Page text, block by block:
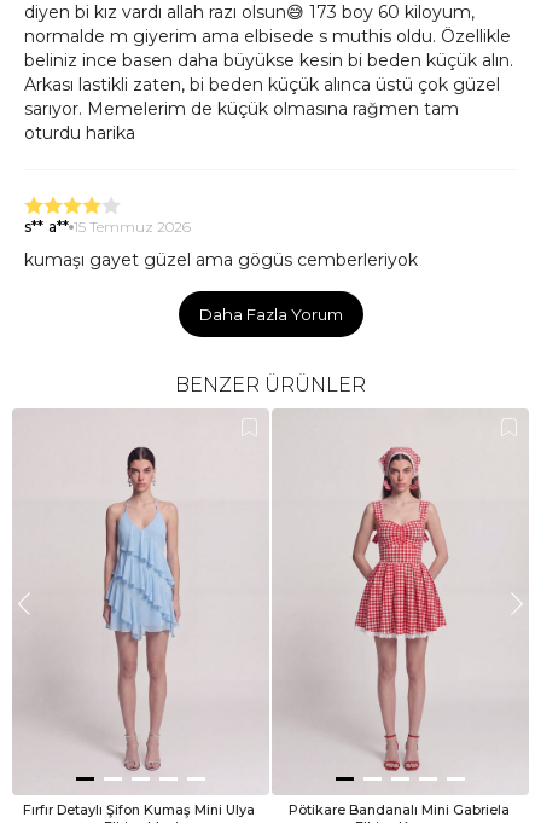
diyen bi kız vardı allah razı olsun😅 173 boy 60 kiloyum,
normalde m giyerim ama elbisede s muthis oldu. Özellikle
beliniz ince basen daha büyükse kesin bi beden küçük alın.
Arkası lastikli zaten, bi beden küçük alınca üstü çok güzel
sarıyor. Memelerim de küçük olmasına rağmen tam
oturdu harika
s** a** 15 Temmuz 2026
kumaşı gayet güzel ama gögüs cemberleriyok
balom icin almıstım cok begendim 172yim boyu bedeni
her seyi cok guzel oldu
23 Ocak 2026
Elbiseye bayıldım üstte duruşu olsun çok güzel
6 Ocak 2026
Çok güzel bir elbise fiyatı biraz pahalı ama değer
28 Aralık 2025
Çok çok beğenerek giydim
Daha Fazla Yorum
BENZER ÜRÜNLER
Fırfır Detaylı Şifon Kumaş Mini Ulya
Pötikare Bandanalı Mini Gabriela